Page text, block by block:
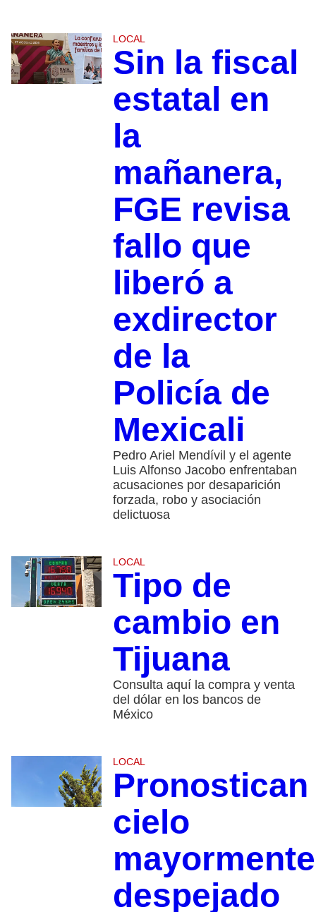
LOCAL
Sin la fiscal
estatal en
la
mañanera,
FGE revisa
fallo que
liberó a
exdirector
de la
Policía de
Mexicali
Pedro Ariel Mendívil y el agente
Luis Alfonso Jacobo enfrentaban
acusaciones por desaparición
forzada, robo y asociación
delictuosa
LOCAL
Tipo de
cambio en
Tijuana
Consulta aquí la compra y venta
del dólar en los bancos de
México
LOCAL
Pronostican
cielo
mayormente
despejado